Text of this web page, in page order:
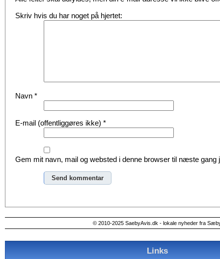
Skriv hvis du har noget på hjertet:
Navn *
E-mail (offentliggøres ikke) *
Gem mit navn, mail og websted i denne browser til næste gang
© 2010-2025 SaebyAvis.dk - lokale nyheder fra
Links